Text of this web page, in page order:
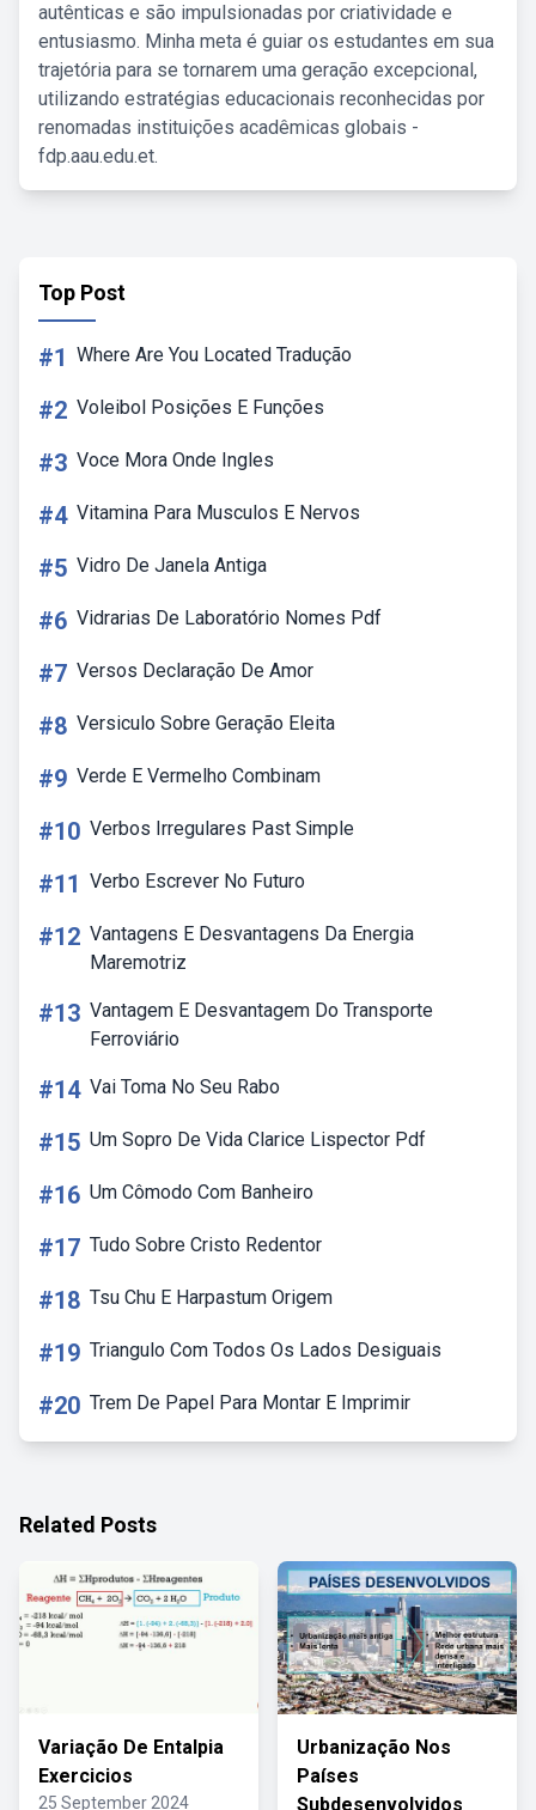
autênticas e são impulsionadas por criatividade e
entusiasmo. Minha meta é guiar os estudantes em sua
trajetória para se tornarem uma geração excepcional,
utilizando estratégias educacionais reconhecidas por
renomadas instituições acadêmicas globais -
fdp.aau.edu.et.
Top Post
#1 Where Are You Located Tradução
#2 Voleibol Posições E Funções
#3 Voce Mora Onde Ingles
#4 Vitamina Para Musculos E Nervos
#5 Vidro De Janela Antiga
#6 Vidrarias De Laboratório Nomes Pdf
#7 Versos Declaração De Amor
#8 Versiculo Sobre Geração Eleita
#9 Verde E Vermelho Combinam
#10 Verbos Irregulares Past Simple
#11 Verbo Escrever No Futuro
#12 Vantagens E Desvantagens Da Energia
Maremotriz
#13 Vantagem E Desvantagem Do Transporte
Ferroviário
#14 Vai Toma No Seu Rabo
#15 Um Sopro De Vida Clarice Lispector Pdf
#16 Um Cômodo Com Banheiro
#17 Tudo Sobre Cristo Redentor
#18 Tsu Chu E Harpastum Origem
#19 Triangulo Com Todos Os Lados Desiguais
#20 Trem De Papel Para Montar E Imprimir
Related Posts
Variação De Entalpia
Exercicios
25 September 2024
Urbanização Nos
Países
Subdesenvolvidos